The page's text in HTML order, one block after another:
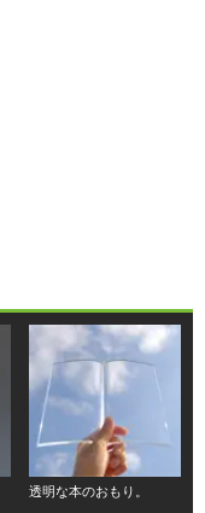
透明な本のおもり。